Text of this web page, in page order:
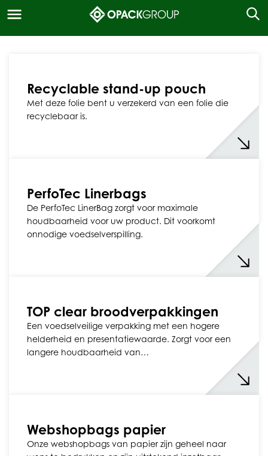
Recyclable stand-up pouch
Met deze folie bent u verzekerd van een folie die
recyclebaar is.
PerfoTec Linerbags
De PerfoTec LinerBag zorgt voor maximale
houdbaarheid voor uw product. Dit voorkomt
onnodige voedselverspilling.
TOP clear broodverpakkingen
Een voedselveilige verpakking met een hogere
helderheid en presentatiewaarde. Zorgt voor een
langere houdbaarheid van…
Webshopbags papier
Onze webshopbags van papier zijn geheel naar